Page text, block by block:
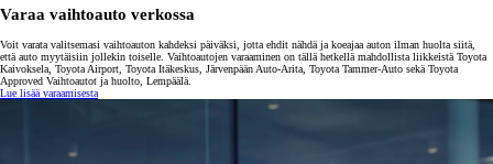
Varaa vaihtoauto verkossa
Voit varata valitsemasi vaihtoauton kahdeksi päiväksi, jotta ehdit nähdä ja koeajaa auton ilman huolta siitä,
että auto myytäisiin jollekin toiselle. Vaihtoautojen varaaminen on tällä hetkellä mahdollista liikkeistä Toyota
Kaivoksela, Toyota Airport, Toyota Itäkeskus, Järvenpään Auto-Arita, Toyota Tammer-Auto sekä Toyota
Approved Vaihtoautot ja huolto, Lempäälä.
Lue lisää varaamisesta